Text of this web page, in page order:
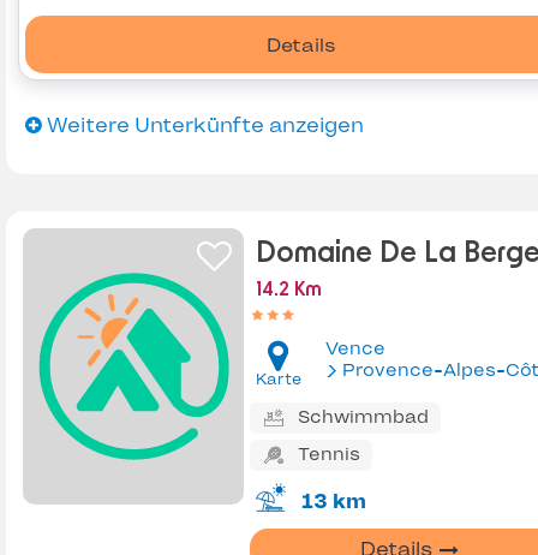
Details
Weitere Unterkünfte anzeigen
Domaine De La
14.2 Km
Karte
Vence
Provence-Alpes-Côte
Schwimmbad
Tennis
13 km
Details